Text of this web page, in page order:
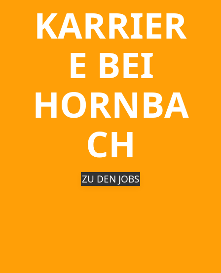
KARRIER
E BEI
HORNBA
CH
ZU DEN JOBS